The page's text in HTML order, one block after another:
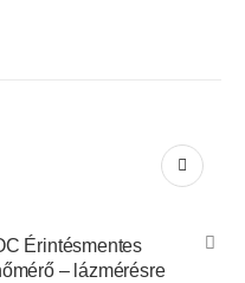
Érintésmentes
– lázmérésre